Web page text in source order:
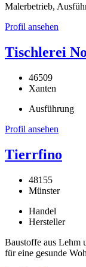
Malerbetrieb,
Profil ansehen
Tischlerei
46509
Xanten
Ausführung
Profil ansehen
Tierrfino
48155
Münster
Handel
Hersteller
Baustoffe aus Lehm
für eine gesunde